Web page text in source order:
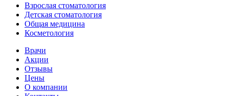
Взрослая стоматология
Детская стоматология
Общая медицина
Косметология
Врачи
Акции
Отзывы
Цены
О компании